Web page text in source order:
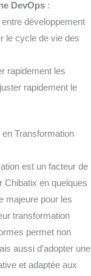
DevOps:
développement
le cycle de vie des
rapidement les
rapidement le
Transformation
est un facteur de
Chibatix en quelques
majeure pour les
transformation
permet non
aussi d’adopter une
et adaptée aux